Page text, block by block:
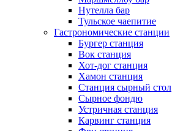
Нутелла бар
Тульское чаепитие
Гастрономические станции
Бургер станция
Вок станция
Хот-дог станция
Хамон станция
Станция сырный стол
Сырное фондю
Устричная станция
Карвинг станция